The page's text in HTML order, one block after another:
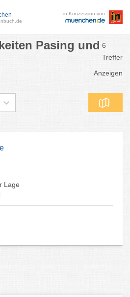
in Konzession von
Pasing und 6
Treffer
Anzeigen
Lage